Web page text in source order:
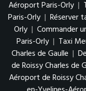
Aéroport Paris-Orly |
Paris-Orly | Réserver
Orly | Commander
Paris-Orly | Taxi
Charles de Gaulle |
de Roissy Charles de
Aéroport de Roissy